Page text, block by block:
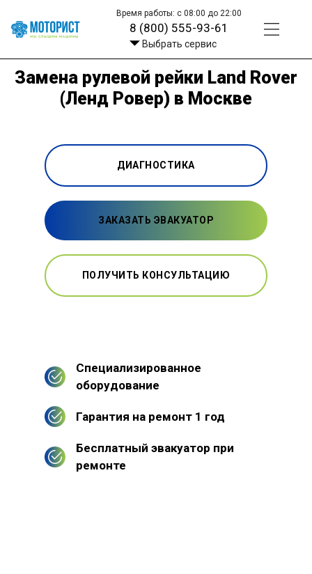
Время работы: с 08:00 до 22:00
8 (800) 555-93-61
Выбрать сервис
Замена рулевой рейки Land Rover
(Ленд Ровер) в Москве
ДИАГНОСТИКА
ЗАКАЗАТЬ ЭВАКУАТОР
ПОЛУЧИТЬ КОНСУЛЬТАЦИЮ
Специализированное
оборудование
Гарантия на ремонт 1 год
Бесплатный эвакуатор при
ремонте